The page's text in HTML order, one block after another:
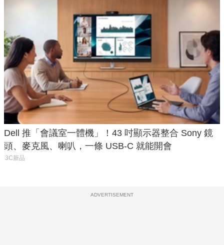
Dell 推「會議室一體機」！43 吋顯示器整合 Sony 鏡
頭、麥克風、喇叭，一條 USB-C 就能開會
3C新品
ADVERTISEMENT